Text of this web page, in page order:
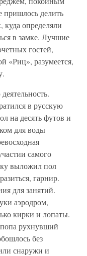
делить
определяли
в замке. Лучшие
гостей,
«Риц», разумеется,
в русскую
на десять футов и
для воды
самого
выложил пол
гарнир.
для занятий.
аэродром,
кирки и лопаты.
рухнувший
без
снаружи и